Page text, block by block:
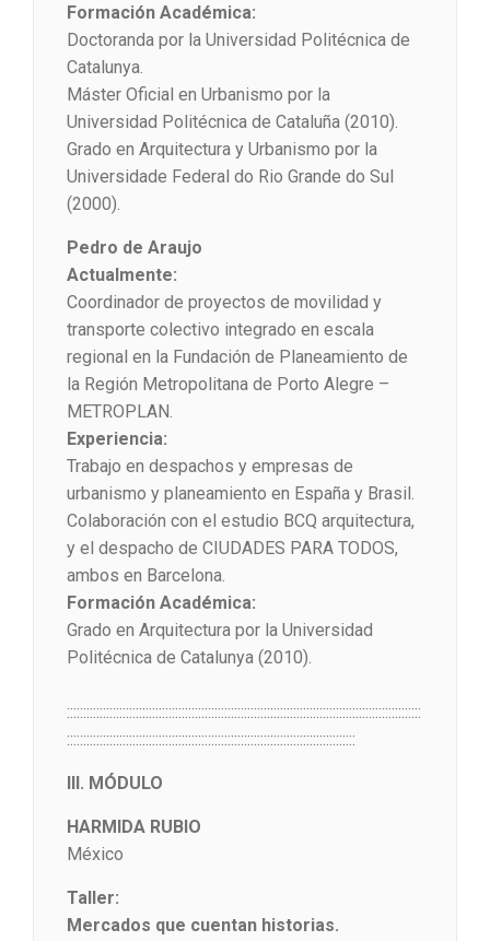
Formación Académica:
Doctoranda por la Universidad Politécnica de
Catalunya.
Máster Oficial en Urbanismo por la
Universidad Politécnica de Cataluña (2010).
Grado en Arquitectura y Urbanismo por la
Universidade Federal do Rio Grande do Sul
(2000).
Pedro de Araujo
Actualmente:
Coordinador de proyectos de movilidad y
transporte colectivo integrado en escala
regional en la Fundación de Planeamiento de
la Región Metropolitana de Porto Alegre –
METROPLAN.
Experiencia:
Trabajo en despachos y empresas de
urbanismo y planeamiento en España y Brasil.
Colaboración con el estudio BCQ arquitectura,
y el despacho de CIUDADES PARA TODOS,
ambos en Barcelona.
Formación Académica:
Grado en Arquitectura por la Universidad
Politécnica de Catalunya (2010).
::::::::::::::::::::::::::::::::::::::::::::::::::::::::::::::::::::::::::::::::::::::::::::::::::::::::::::
::::::::::::::::::::::::::::::::::::::::::::::::::::::::::::::::::::::::::::::::::::::::
III. MÓDULO
HARMIDA RUBIO
México
Taller:
Mercados que cuentan historias.